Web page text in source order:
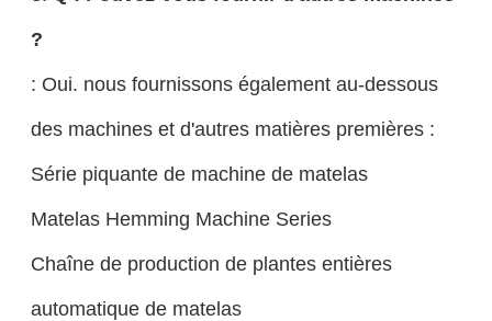
?
: Oui. nous fournissons également au-dessous
des machines et d'autres matières premières :
Série piquante de machine de matelas
Matelas Hemming Machine Series
Chaîne de production de plantes entières
automatique de matelas